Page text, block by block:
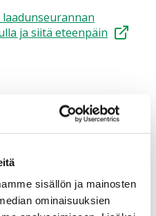
sisällön ja mainosten
ominaisuuksien
ja siitä eteenpäin
koko
laadun seuraaminen
toteutumisen
todentamisessa.
tuottaa
käytännön toimijalle ja